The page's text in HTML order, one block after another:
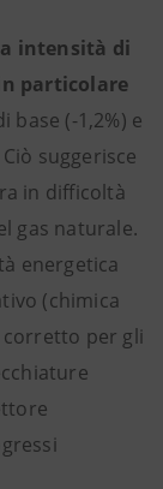
intensità di
particolare
base (-1,2%) e
suggerisce
in difficoltà
gas naturale.
energetica
(chimica
corretto per gli